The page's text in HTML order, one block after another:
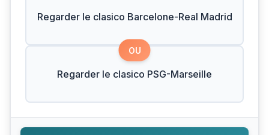
Regarder le clasico Barcelone-Real Madrid
OU
Regarder le clasico PSG-Marseille